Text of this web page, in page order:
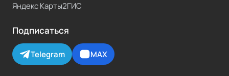
Яндекс Карты2ГИС
Подписаться
Telegram MAX